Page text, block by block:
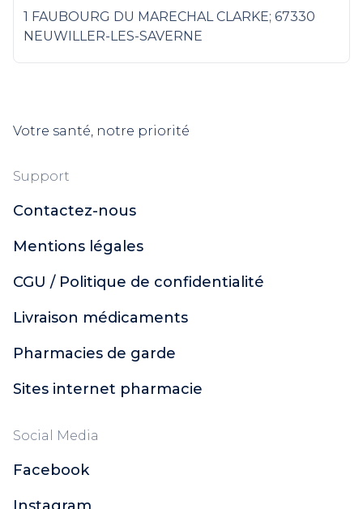
1 FAUBOURG DU MARECHAL CLARKE; 67330
NEUWILLER-LES-SAVERNE
Votre santé, notre priorité
Support
Contactez-nous
Mentions légales
CGU / Politique de confidentialité
Livraison médicaments
Pharmacies de garde
Sites internet pharmacie
Social Media
Facebook